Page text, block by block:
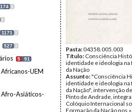
174 I
I
1171 I
527 I
5 91
UEM
Asiáticos-
Pasta:04358.005.003
Título: Consciência
identidade e ideologia na
da Nação
Assunto:"Consciência
identidade e ideologia na
da Nação", intervenção
Pinto de Andrade,
Colóquio Internacional
Formação da Nação nos